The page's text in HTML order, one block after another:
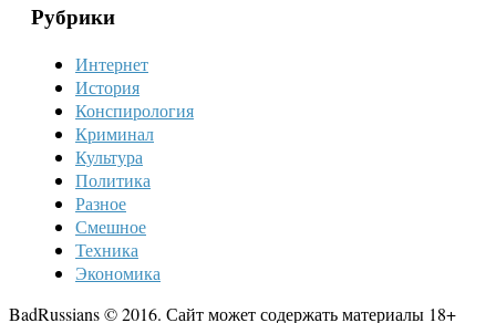
Рубрики
Интернет
История
Конспирология
Криминал
Культура
Политика
Разное
Смешное
Техника
Экономика
BadRussians © 2016. Сайт может содержать материалы 18+